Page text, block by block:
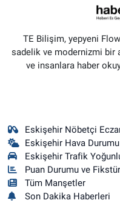
TE Bilişim, yepyeni
sadelik ve modernizmi bir
ve insanlara haber
Eskişehir Nöbetçi
Eskişehir Hava Durumu
Eskişehir Trafik
Puan Durumu ve Fikstür
Tüm Manşetler
Son Dakika Haberleri